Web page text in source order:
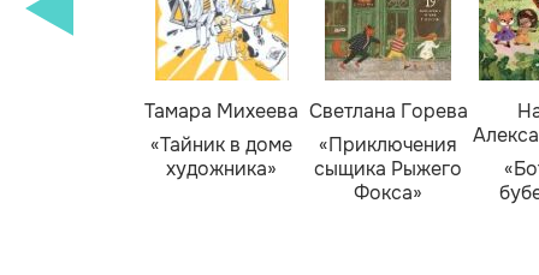
Тамара Михеева
«Тайник в доме
художника»
Светлана Горева
«Приключения
сыщика Рыжего
Фокса»